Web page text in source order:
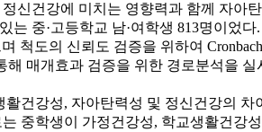
신건강에 미치는 영향력과 함께 자
는 중·고등학교 남·여학생 813명이었다.
척도의 신뢰도 검증을 위하여
해 매개효과 검증을 위한 경로분석을 실
건강성, 자아탄력성 및 정신건강의
중학생이 가정건강성, 학교생활건